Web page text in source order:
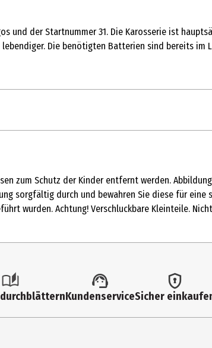
und der Startnummer 31. Die Karosserie ist
Die benötigten Batterien sind bereits im
KG
zum Schutz der Kinder entfernt werden.
sorgfältig durch und bewahren Sie diese für eine
wurden. Achtung! Verschluckbare Kleinteile.
KundenserviceSicher